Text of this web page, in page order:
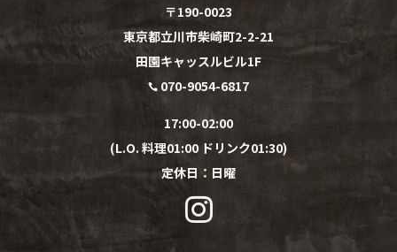
〒190-0023
東京都立川市柴崎町2-2-21
田園キャッスルビル1F
 070-9054-6817
17:00-02:00
(L.O. 料理01:00 ドリンク01:30)
定休日： 日曜
